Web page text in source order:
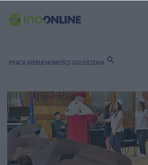
PRACA NIERUCHOMOŚCI OGŁOSZENIA search